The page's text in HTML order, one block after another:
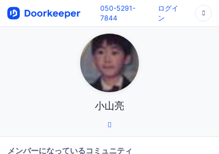
050-5291-
7844
ログイ
ン
小山亮
メンバーになっているコミュニティ